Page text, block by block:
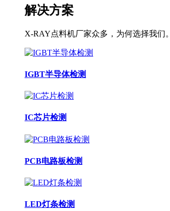
解决方案
X-RAY点料机厂家众多，为何选择我们
IGBT半导体检测
IC芯片检测
PCB电路板检测
LED灯条检测